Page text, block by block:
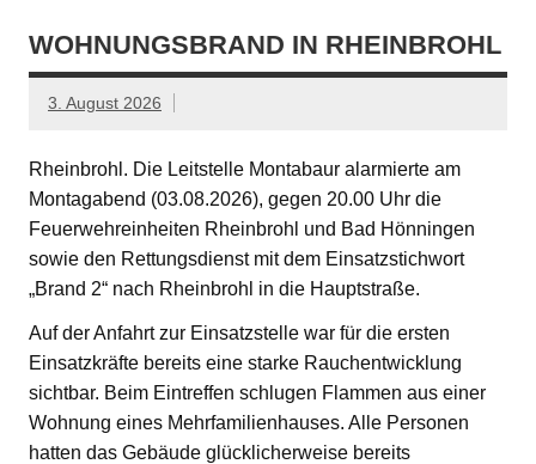
WOHNUNGSBRAND IN RHEINBROHL
3. August 2026
Rheinbrohl. Die Leitstelle Montabaur alarmierte am
Montagabend (03.08.2026), gegen 20.00 Uhr die
Feuerwehreinheiten Rheinbrohl und Bad Hönningen
sowie den Rettungsdienst mit dem Einsatzstichwort
„Brand 2“ nach Rheinbrohl in die Hauptstraße.
Auf der Anfahrt zur Einsatzstelle war für die ersten
Einsatzkräfte bereits eine starke Rauchentwicklung
sichtbar. Beim Eintreffen schlugen Flammen aus einer
Wohnung eines Mehrfamilienhauses. Alle Personen
hatten das Gebäude glücklicherweise bereits